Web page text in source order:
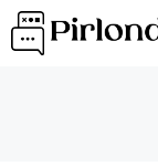
Przejdź
do